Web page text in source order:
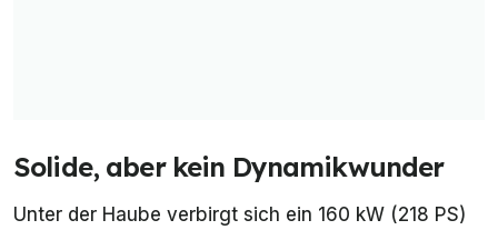
Solide, aber kein Dynamikwunder
Unter der Haube verbirgt sich ein 160 kW (218 PS)